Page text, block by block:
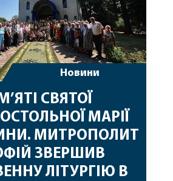
Новини
СВЯТОЇ
МАРІЇ
МИТРОПОЛИТ
ЗВЕРШИВ
ЛІТУРГІЮ В